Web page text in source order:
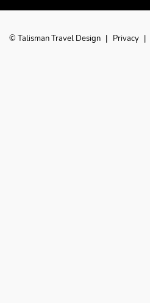
© Talisman Travel Design | Privacy |